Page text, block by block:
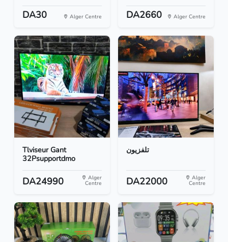
DA30 Alger Centre DA2660 Alger Centre
Tlviseur Gant
32Psupportdmo
DA24990 Alger
Centre
تلفزيون
DA22000 Alger
Centre